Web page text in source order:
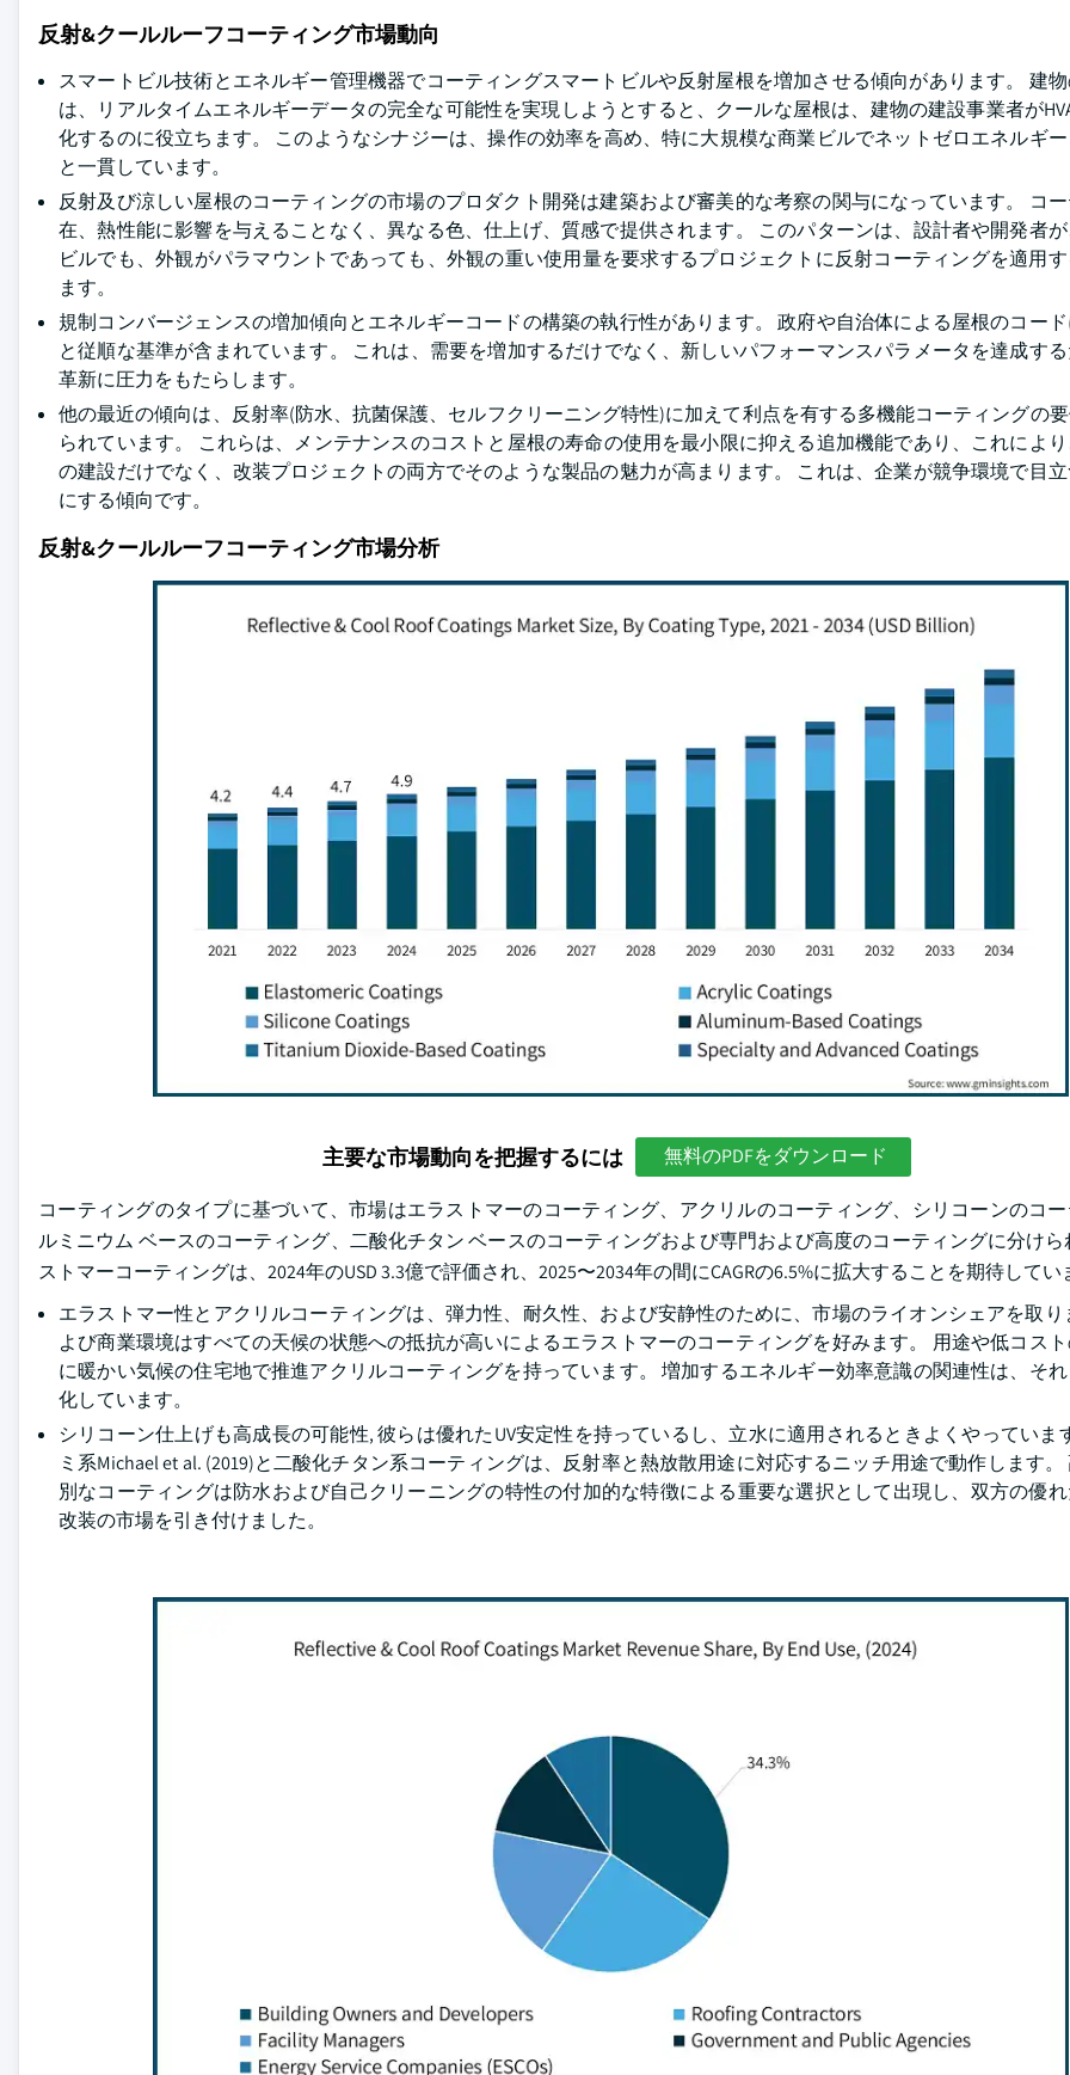
反射&クールルーフコーティング市場動向
スマートビル技術とエネルギー管理機器でコーティングスマートビルや反射屋根を増加させる傾向があります。 建
は、リアルタイムエネルギーデータの完全な可能性を実現しようとすると、クールな屋根は、建物の建設事業者が
化するのに役立ちます。 このようなシナジーは、操作の効率を高め、特に大規模な商業ビルでネットゼロエネルギ
と一貫しています。
反射及び涼しい屋根のコーティングの市場のプロダクト開発は建築および審美的な考察の関与になっています。 コ
在、熱性能に影響を与えることなく、異なる色、仕上げ、質感で提供されます。 このパターンは、設計者や開発者
ビルでも、外観がパラマウントであっても、外観の重い使用量を要求するプロジェクトに反射コーティングを適用
ます。
規制コンバージェンスの増加傾向とエネルギーコードの構築の執行性があります。 政府や自治体による屋根のコー
と従順な基準が含まれています。 これは、需要を増加するだけでなく、新しいパフォーマンスパラメータを達成す
革新に圧力をもたらします。
他の最近の傾向は、反射率(防水、抗菌保護、セルフクリーニング特性)に加えて利点を有する多機能コーティングの
られています。 これらは、メンテナンスのコストと屋根の寿命の使用を最小限に抑える追加機能であり、これによ
の建設だけでなく、改装プロジェクトの両方でそのような製品の魅力が高まります。 これは、企業が競争環境で目
にする傾向です。
反射&クールルーフコーティング市場分析
主要な市場動向を把握するには 無料のPDFをダウンロード
コーティングのタイプに基づいて、市場はエラストマーのコーティング、アクリルのコーティング、シリコーンのコ
ルミニウム ベースのコーティング、二酸化チタン ベースのコーティングおよび専門および高度のコーティングに分けら
ストマーコーティングは、2024年のUSD 3.3億で評価され、2025〜2034年の間にCAGRの6.5%に拡大することを期待してい
エラストマー性とアクリルコーティングは、弾力性、耐久性、および安静性のために、市場のライオンシェアを取り
よび商業環境はすべての天候の状態への抵抗が高いによるエラストマーのコーティングを好みます。 用途や低コス
に暖かい気候の住宅地で推進アクリルコーティングを持っています。 増加するエネルギー効率意識の関連性は、そ
化しています。
シリコーン仕上げも高成長の可能性, 彼らは優れたUV安定性を持っているし、立水に適用されるときよくやっていま
ミ系Michael et al. (2019)と二酸化チタン系コーティングは、反射率と熱放散用途に対応するニッチ用途で動作します
別なコーティングは防水および自己クリーニングの特性の付加的な特徴による重要な選択として出現し、双方の優
改装の市場を引き付けました。